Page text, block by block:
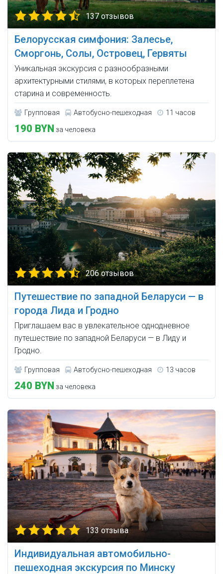
137 отзывов
Белорусская симфония: Залесье,
Сморгонь, Солы, Островец, Гервяты
Уникальная экскурсия с разнообразными
архитектурными стилями, в которых переплетена
старина и современность.
Групповая Автобусно-пешеходная 11 часов
190 BYN за человека
206 отзывов
Путешествие по западной Беларуси — в
города Лида и Гродно
Приглашаем вас в увлекательное однодневное
путешествие по западной Беларуси — в Лиду и
Гродно.
Групповая Автобусно-пешеходная 13 часов
240 BYN за человека
133 отзыва
Индивидуальная автомобильно-
пешеходная экскурсия по Минску